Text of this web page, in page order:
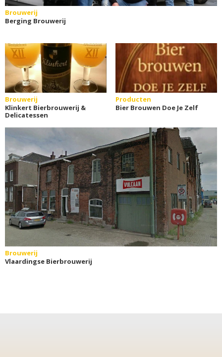
Brouwerij
Berging Brouwerij
Brouwerij
Klinkert Bierbrouwerij &
Delicatessen
Producten
Bier Brouwen Doe Je Zelf
Brouwerij
Vlaardingse Bierbrouwerij